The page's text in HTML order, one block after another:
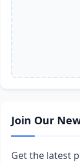
Join Our
Get the latest